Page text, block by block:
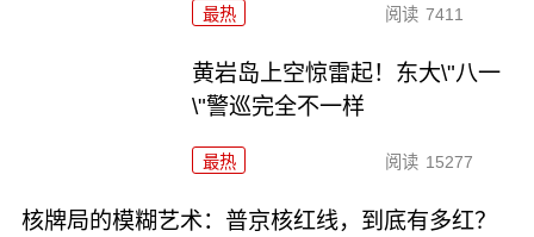
最热 阅读 7411
黄岩岛上空惊雷起！东大\"八一
\"警巡完全不一样
最热 阅读 15277
核牌局的模糊艺术：普京核红线，到底有多红？